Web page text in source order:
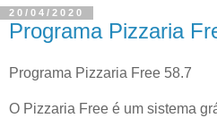
20/04/2020
Programa Pizzaria
Programa Pizzaria Free 58.7
O Pizzaria Free é um sistema